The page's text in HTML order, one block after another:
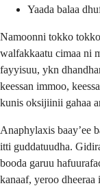
Yaada balaa
Namoonni tokko
walfakkaatu cimaa ni
fayyisuu, ykn
keessan immoo,
kunis oksijiinii gahaa
Anaphylaxis baay’ee
itti guddatuudha.
booda garuu
kanaaf, yeroo dheeraa